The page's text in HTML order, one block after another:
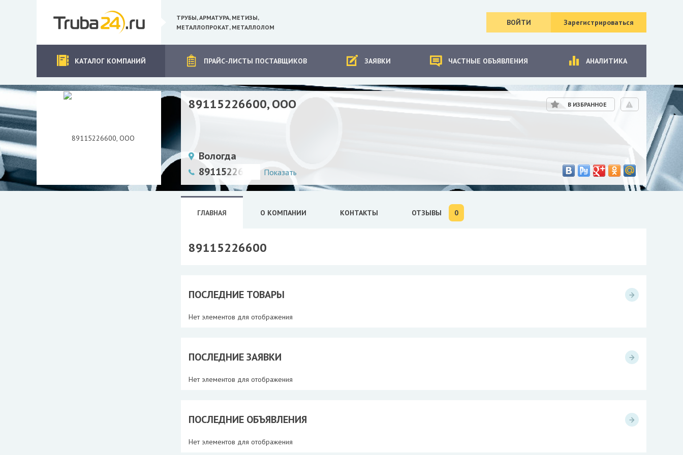
ТРУБЫ, АРМАТУРА, МЕТИЗЫ,
МЕТАЛЛОПРОКАТ, МЕТАЛЛОЛОМ
ВОЙТИ Зарегистрироваться
КАТАЛОГ КОМПАНИЙ ПРАЙС-ЛИСТЫ ПОСТАВЩИКОВ ЗАЯВКИ ЧАСТНЫЕ ОБЪЯВЛЕНИЯ АНАЛИТИКА
89115226600, ООО
Вологда
89115226600
Показать
В ИЗБРАННОЕ
ГЛАВНАЯ О КОМПАНИИ КОНТАКТЫ ОТЗЫВЫ 0
89115226600
ПОСЛЕДНИЕ ТОВАРЫ
Нет элементов для отображения
ПОСЛЕДНИЕ ЗАЯВКИ
Нет элементов для отображения
ПОСЛЕДНИЕ ОБЪЯВЛЕНИЯ
Нет элементов для отображения